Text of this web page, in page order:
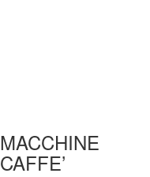
MACCHINE
CAFFE’